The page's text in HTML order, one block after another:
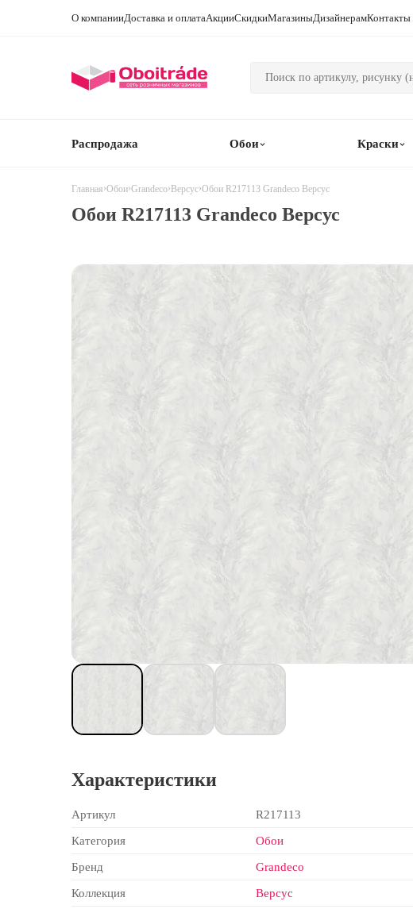
О компанииДоставка и оплатаАкцииСкидкиМагазиныДизайнерамКонтакты
Распродажа Обои Краски
Главная›Обои›Grandeco› Версус›Обои R217113 Grandeco Версус
Обои R217113 Grandeco Версус
Характеристики
Артикул R217113
Категория Обои
Бренд Grandeco
Коллекция Версус